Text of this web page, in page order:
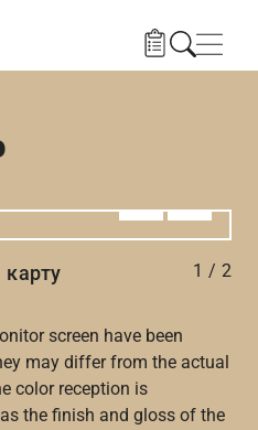
1 / 2
screen have been
may differ from the actual
color reception is
the finish and gloss of the